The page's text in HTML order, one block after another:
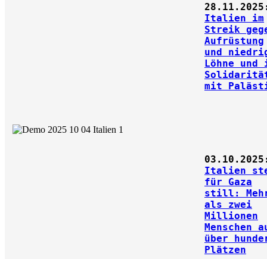
Italien im
Streik
Aufrüstung
und
Löhne und
mit
Italien
für Gaza
still:
als zwei
Millionen
Menschen
über
Plätzen